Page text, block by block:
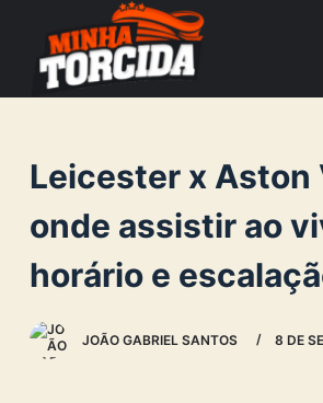
o
e
Leicester x Aston
onde assistir ao
horário e
JOÃO GABRIEL SANTOS 8 DE